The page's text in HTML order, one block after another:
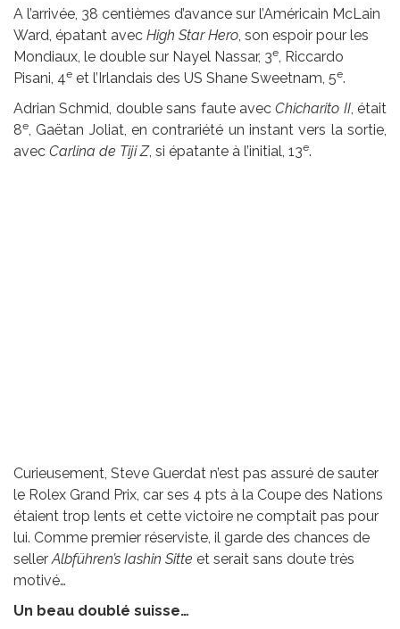
A l’arrivée, 38 centièmes d’avance sur l’Américain McLain
Ward, épatant avec High Star Hero, son espoir pour les
Mondiaux, le double sur Nayel Nassar, 3e, Riccardo
Pisani, 4e et l’Irlandais des US Shane Sweetnam, 5e.
Adrian Schmid, double sans faute avecChicharito II, était
8e, Gaëtan Joliat, en contrariété un instant vers la sortie,
avec Carlina de Tiji Z, si épatante à l’initial, 13e.
Curieusement, Steve Guerdat n’est pas assuré de sauter
le Rolex Grand Prix, car ses 4 pts à la Coupe des Nations
étaient trop lents et cette victoire ne comptait pas pour
lui. Comme premier réserviste, il garde des chances de
sellerAlbführen’s Iashin Sitte et serait sans doute très
motivé…
Un beau doublé suisse…